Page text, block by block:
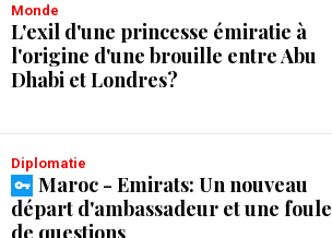
Monde
L'exil d'une princesse émiratie à
l'origine d'une brouille entre Abu
Dhabi et Londres?
Diplomatie
Maroc - Emirats: Un nouveau
départ d'ambassadeur et une foule
de questions